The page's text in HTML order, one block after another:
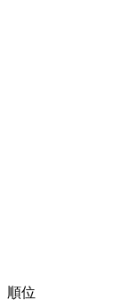
順位